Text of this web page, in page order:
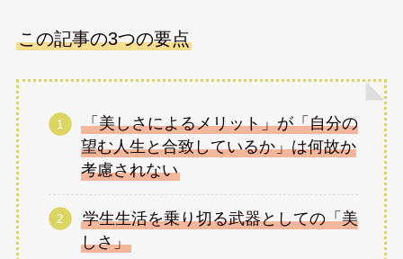
この記事の3つの要点
「美しさによるメリット」が「自分の
望む人生と合致しているか」は何故か
考慮されない
学生生活を乗り切る武器としての「美
しさ」